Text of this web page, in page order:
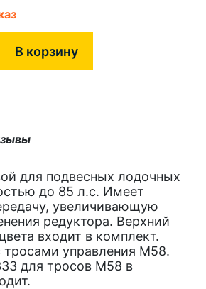
В корзину
для подвесных лодочных
до 85 л.с. Имеет
увеличивающую
редуктора. Верхний
входит в комплект.
тросами управления M58.
для тросов М58 в